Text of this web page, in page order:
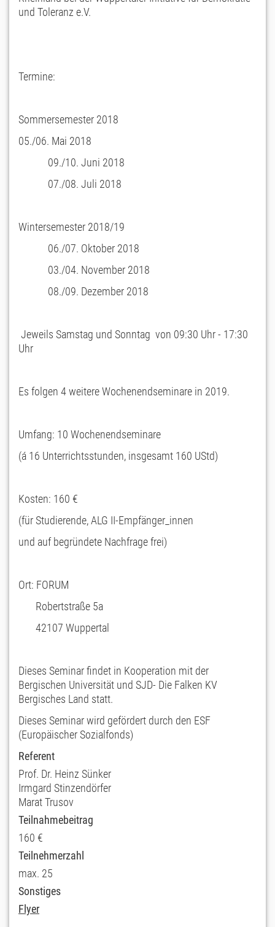
und Toleranz e.V.
Termine:
Sommersemester 2018
05./06. Mai 2018
09./10. Juni 2018
07./08. Juli 2018
Wintersemester 2018/19
06./07. Oktober 2018
03./04. November 2018
08./09. Dezember 2018
Jeweils Samstag und Sonntag von 09:30 Uhr - 17:30
Uhr
Es folgen 4 weitere Wochenendseminare in 2019.
Umfang: 10 Wochenendseminare
(á 16 Unterrichtsstunden, insgesamt 160 UStd)
Kosten: 160 €
(für Studierende, ALG II-Empfänger_innen
und auf begründete Nachfrage frei)
Ort: FORUM
Robertstraße 5a
42107 Wuppertal
Dieses Seminar findet in Kooperation mit der
Bergischen Universität und SJD- Die Falken KV
Bergisches Land statt.
Dieses Seminar wird gefördert durch den ESF
(Europäischer Sozialfonds)
Referent
Prof. Dr. Heinz Sünker
Irmgard Stinzendörfer
Marat Trusov
Teilnahmebeitrag
160 €
Teilnehmerzahl
max. 25
Sonstiges
Flyer